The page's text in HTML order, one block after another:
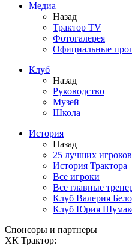
Медиа
Назад
Трактор TV
Фотогалерея
Официальные
Клуб
Назад
Руководство
Музей
Школа
История
Назад
25 лучших
История Трактора
Все игроки
Все главные
Клуб Валерия
Клуб Юрия
Спонсоры и партнеры
ХК Трактор: